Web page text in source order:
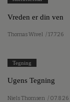
Vreden er din ven
Thomas Wivel / 17.7.26
Tegning
Ugens Tegning
Niels Thomsen / 07.8.26